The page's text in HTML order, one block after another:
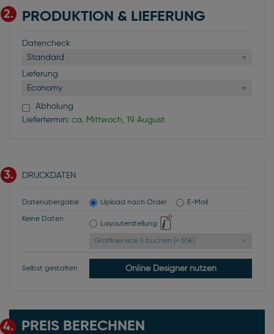
2. PRODUKTION & LIEFERUNG
Datencheck
Standard
Lieferung
Economy
Abholung
Liefertermin: ca. Mittwoch, 19. August
3. DRUCKDATEN
Datenübergabe Upload nach Order E-Mail
Keine Daten
Layouterstellung
Grafikservice S buchen [+ 55€]
Selbst gestalten Online Designer nutzen
4. PREIS BERECHNEN